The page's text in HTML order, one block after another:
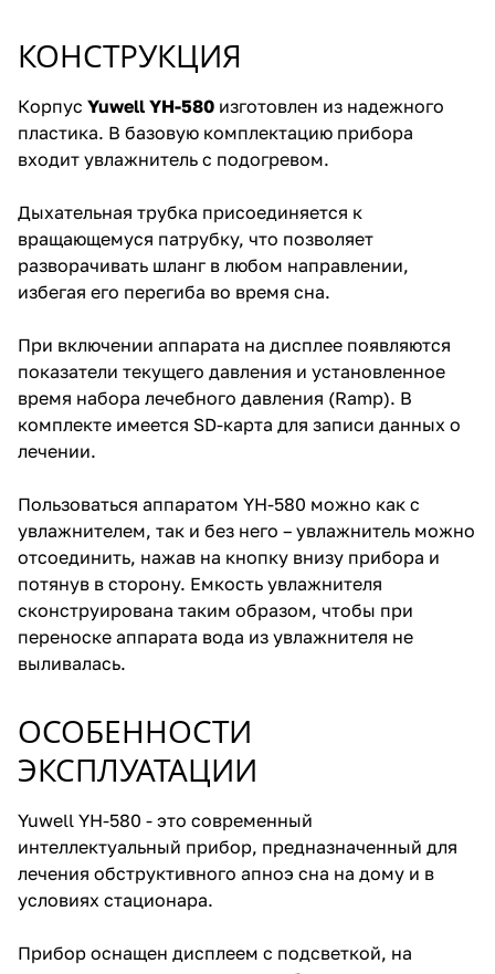
КОНСТРУКЦИЯ
Корпус Yuwell YH-580 изготовлен из надежного
пластика. В базовую комплектацию прибора
входит увлажнитель с подогревом.
Дыхательная трубка присоединяется к
вращающемуся патрубку, что позволяет
разворачивать шланг в любом направлении,
избегая его перегиба во время сна.
При включении аппарата на дисплее появляются
показатели текущего давления и установленное
время набора лечебного давления (Ramp). В
комплекте имеется SD-карта для записи данных о
лечении.
Пользоваться аппаратом YH-580 можно как с
увлажнителем, так и без него – увлажнитель можно
отсоединить, нажав на кнопку внизу прибора и
потянув в сторону. Емкость увлажнителя
сконструирована таким образом, чтобы при
переноске аппарата вода из увлажнителя не
выливалась.
ОСОБЕННОСТИ
ЭКСПЛУАТАЦИИ
Yuwell YH-580 - это современный
интеллектуальный прибор, предназначенный для
лечения обструктивного апноэ сна на дому и в
условиях стационара.
Прибор оснащен дисплеем с подсветкой, на